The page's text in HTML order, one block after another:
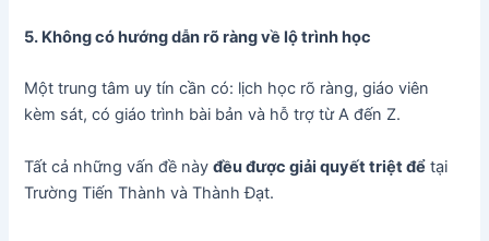
5. Không có hướng dẫn rõ ràng về lộ trình học
Một trung tâm uy tín cần có: lịch học rõ ràng, giáo viên
kèm sát, có giáo trình bài bản và hỗ trợ từ A đến Z.
Tất cả những vấn đề nàyđều được giải quyết triệt để tại
Trường Tiến Thành và Thành Đạt.